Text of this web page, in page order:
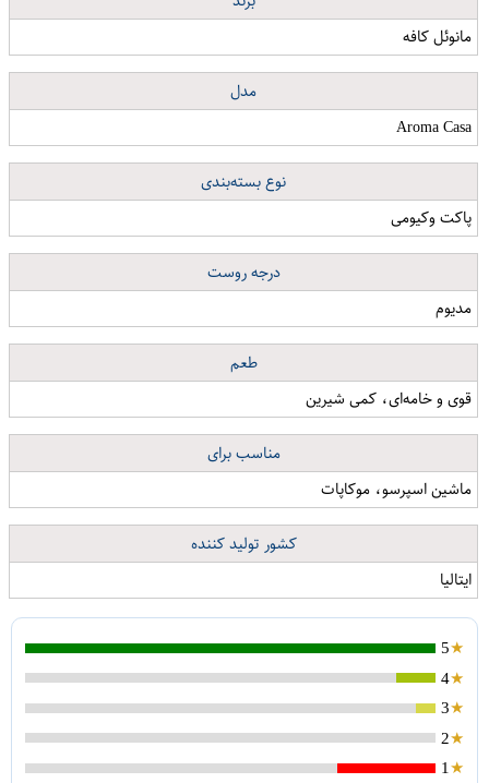
مانوئل کافه
مدل
Aroma Casa
نوع بسته‌بندی
پاکت وکیومی
درجه روست
مدیوم
طعم
قوی و خامه‌ای، کمی شیرین
مناسب برای
ماشین اسپرسو، موکاپات
کشور تولید کننده
ایتالیا
5
4
3
2
1